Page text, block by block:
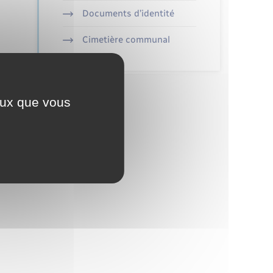
Documents d’identité
Cimetière communal
que vous